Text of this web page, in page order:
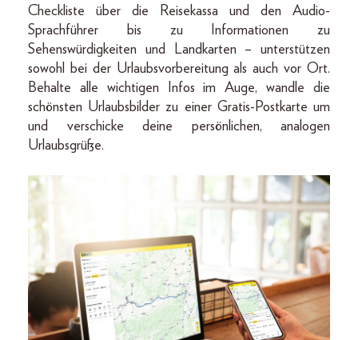
Checkliste über die Reisekassa und den Audio-
Sprachführer bis zu Informationen zu
Sehenswürdigkeiten und Landkarten – unterstützen
sowohl bei der Urlaubsvorbereitung als auch vor Ort.
Behalte alle wichtigen Infos im Auge, wandle die
schönsten Urlaubsbilder zu einer Gratis-Postkarte um
und verschicke deine persönlichen, analogen
Urlaubsgrüße.